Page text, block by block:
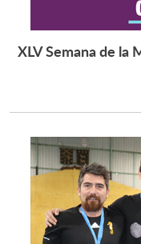
XLV Semana de la